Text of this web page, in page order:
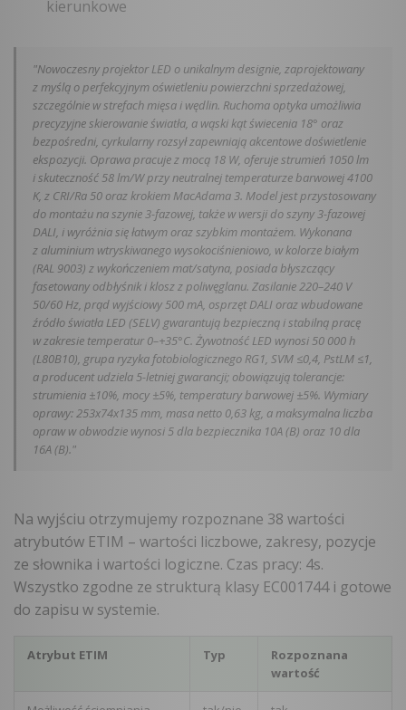
kierunkowe
"Nowoczesny projektor LED o unikalnym designie, zaprojektowany
z myślą o perfekcyjnym oświetleniu powierzchni sprzedażowej,
szczególnie w strefach mięsa i wędlin. Ruchoma optyka umożliwia
precyzyjne skierowanie światła, a wąski kąt świecenia 18° oraz
bezpośredni, cyrkularny rozsył zapewniają akcentowe doświetlenie
ekspozycji. Oprawa pracuje z mocą 18 W, oferuje strumień 1050 lm
i skuteczność 58 lm/W przy neutralnej temperaturze barwowej 4100
K, z CRI/Ra 50 oraz krokiem MacAdama 3. Model jest przystosowany
do montażu na szynie 3-fazowej, także w wersji do szyny 3-fazowej
DALI, i wyróżnia się łatwym oraz szybkim montażem. Wykonana
z aluminium wtryskiwanego wysokociśnieniowo, w kolorze białym
(RAL 9003) z wykończeniem mat/satyna, posiada błyszczący
fasetowany odbłyśnik i klosz z poliwęglanu. Zasilanie 220–240 V
50/60 Hz, prąd wyjściowy 500 mA, osprzęt DALI oraz wbudowane
źródło światła LED (SELV) gwarantują bezpieczną i stabilną pracę
w zakresie temperatur 0–+35°C. Żywotność LED wynosi 50 000 h
(L80B10), grupa ryzyka fotobiologicznego RG1, SVM ≤0,4, PstLM ≤1,
a producent udziela 5-letniej gwarancji; obowiązują tolerancje:
strumienia ±10%, mocy ±5%, temperatury barwowej ±5%. Wymiary
oprawy: 253x74x135 mm, masa netto 0,63 kg, a maksymalna liczba
opraw w obwodzie wynosi 5 dla bezpiecznika 10A (B) oraz 10 dla
16A (B)."
Na wyjściu otrzymujemy rozpoznane 38 wartości
atrybutów ETIM – wartości liczbowe, zakresy, pozycje
ze słownika i wartości logiczne. Czas pracy: 4s.
Wszystko zgodne ze strukturą klasy EC001744 i gotowe
do zapisu w systemie.
Atrybut ETIM Typ
Rozpoznana
wartość